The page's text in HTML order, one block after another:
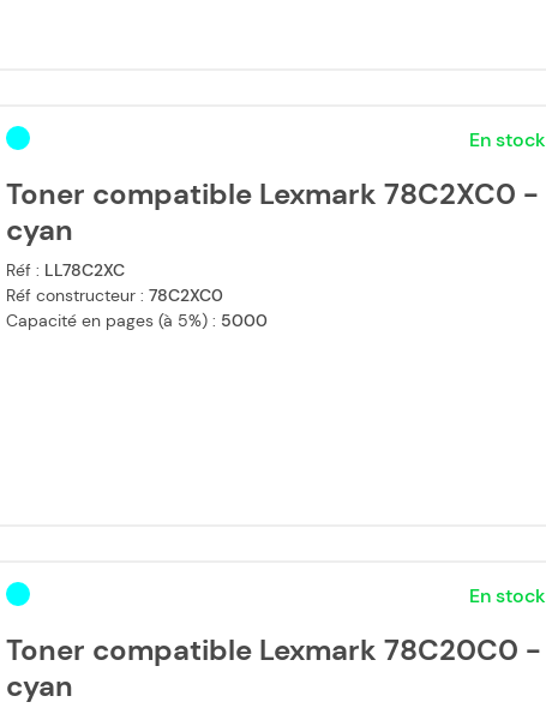
En stock
Toner compatible Lexmark 78C2XC0 -
cyan
Réf : LL78C2XC
Réf constructeur : 78C2XC0
Capacité en pages (à 5%) : 5000
En stock
Toner compatible Lexmark 78C20C0 -
cyan